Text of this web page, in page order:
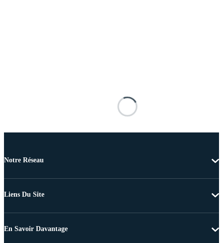
Notre Réseau
Liens Du Site
En Savoir Davantage